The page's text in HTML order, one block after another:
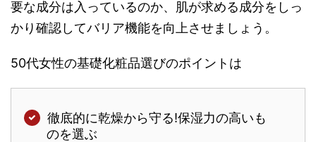
要な成分は入っているのか、肌が求める成分をしっ
かり確認してバリア機能を向上させましょう。
50代女性の基礎化粧品選びのポイントは
徹底的に乾燥から守る!保湿力の高いも
のを選ぶ